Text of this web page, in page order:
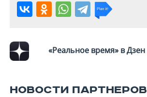
ВОДНЫЕ ВИДЫ СПОРТА
ОБРАЗОВАНИЕ
«Реальное время» в Дзен
НОВОСТИ ПАРТНЕРОВ